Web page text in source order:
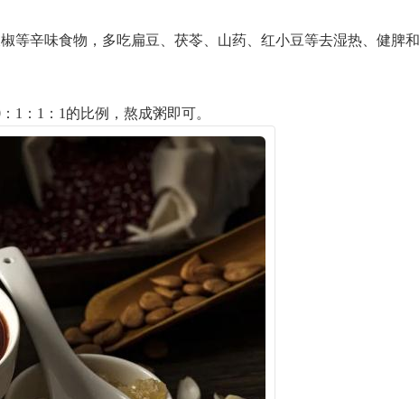
等辛味食物，多吃扁豆、茯苓、山药、红小豆等去湿热、健脾
1：1：1的比例，熬成粥即可。